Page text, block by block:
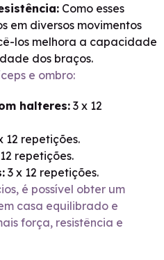
Como esses
em diversos movimentos
los melhora a capacidade
dos braços.
e ombro:
halteres: 3 x 12
12 repetições.
repetições.
3 x 12 repetições.
é possível obter um
casa equilibrado e
força, resistência e